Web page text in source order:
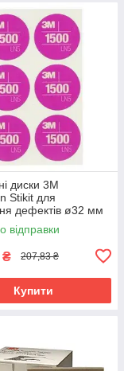
диски 3M
Stikit для
дефектів ø32 мм
відправки
₴ 207,83 ₴
Купити